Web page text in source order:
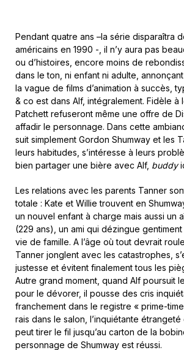
Pendant quatre ans –la série disparaîtra
américains en 1990 -, il n’y aura pas
ou d’histoires, encore moins de
dans le ton, ni enfant ni adulte,
la vague de films d’animation à succès,
& co est dans Alf, intégralement. Fidèle à
Patchett refuseront même une offre de
affadir le personnage. Dans cette
suit simplement Gordon Shumway et les
leurs habitudes, s’intéresse à leurs
bien partager une bière avec Alf, buddy
Les relations avec les parents Tanner
totale : Kate et Willie trouvent en
un nouvel enfant à charge mais aussi un
(229 ans), un ami qui dézingue gentiment
vie de famille. A l’âge où tout devrait
Tanner jonglent avec les catastrophes,
justesse et évitent finalement tous les
Autre grand moment, quand Alf poursuit
pour le dévorer, il pousse des cris
franchement dans le registre « prime-time
rais dans le salon, l’inquiétante étrangeté
peut tirer le fil jusqu’au carton de la
personnage de Shumway est réussi.